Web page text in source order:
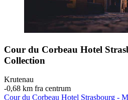
Cour du Corbeau Hotel
Collection
Krutenau
‐0,68 km fra centrum
Cour du Corbeau Hotel Strasbourg -